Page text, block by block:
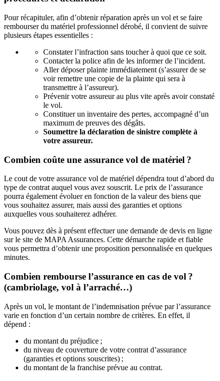
Pour récapituler, afin d’obtenir réparation après un vol et se faire
rembourser du matériel professionnel dérobé, il convient de suivre
plusieurs étapes essentielles :
Constater l’infraction sans toucher à quoi que ce soit.
Contacter la police afin de les informer de l’incident.
Aller déposer plainte immédiatement (s’assurer de se
voir remettre une copie de la plainte qui sera à
transmettre à l’assureur).
Prévenir votre assureur au plus vite après avoir constaté
le vol.
Constituer un inventaire des pertes, accompagné d’un
maximum de preuves des dégâts.
Soumettre la déclaration de sinistre complète à
votre assureur.
Combien coûte une assurance vol de matériel ?
Le cout de votre assurance vol de matériel dépendra tout d’abord du
type de contrat auquel vous avez souscrit. Le prix de l’assurance
pourra également évoluer en fonction de la valeur des biens que
vous souhaitez assurer, mais aussi des garanties et options
auxquelles vous souhaiterez adhérer.
Vous pouvez dès à présent effectuer une demande de devis en ligne
sur le site de MAPA Assurances. Cette démarche rapide et fiable
vous permettra d’obtenir une proposition personnalisée en quelques
minutes.
Combien rembourse l’assurance en cas de vol ?
(cambriolage, vol à l’arraché…)
Après un vol, le montant de l’indemnisation prévue par l’assurance
varie en fonction d’un certain nombre de critères. En effet, il
dépend :
du montant du préjudice ;
du niveau de couverture de votre contrat d’assurance
(garanties et options souscrites) ;
du montant de la franchise prévue au contrat.